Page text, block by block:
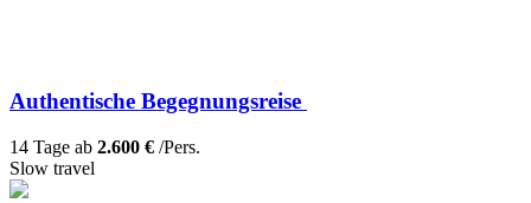
Authentische Begegnungsreise
14 Tage ab 2.600 € /Pers.
Slow travel